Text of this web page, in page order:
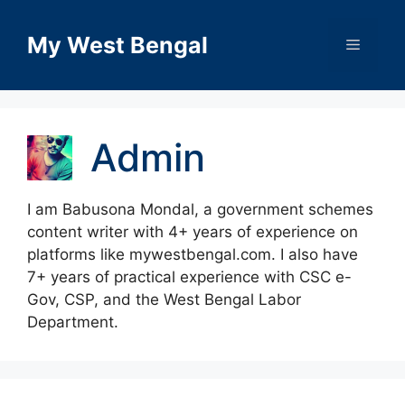
contentMy West Bengal Menu
Admin
I am Babusona Mondal, a government schemes
content writer with 4+ years of experience on
platforms like mywestbengal.com. I also have
7+ years of practical experience with CSC e-
Gov, CSP, and the West Bengal Labor
Department.